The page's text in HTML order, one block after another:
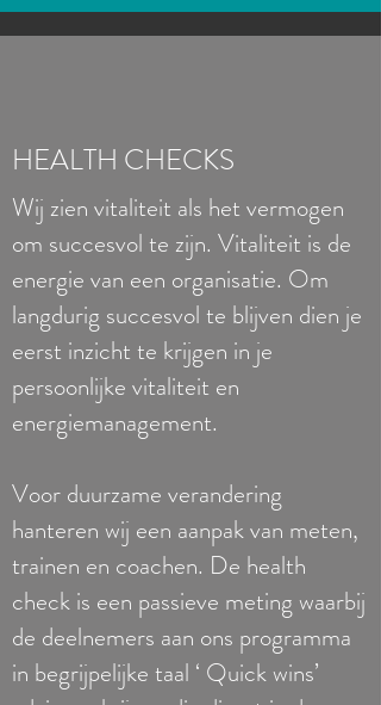
HEALTH CHECKS
Wij zien vitaliteit als het vermogen
om succesvol te zijn. Vitaliteit is de
energie van een organisatie. Om
langdurig succesvol te blijven dien je
eerst inzicht te krijgen in je
persoonlijke vitaliteit en
energiemanagement.
Voor duurzame verandering
hanteren wij een aanpak van meten,
trainen en coachen. De health
check is een passieve meting waarbij
de deelnemers aan ons programma
in begrijpelijke taal ‘ Quick wins’